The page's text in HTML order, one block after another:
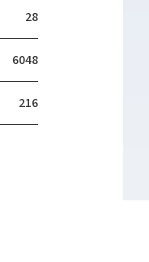
28
6048
216